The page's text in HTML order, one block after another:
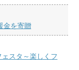
金を寄贈
スタ～楽しくフ